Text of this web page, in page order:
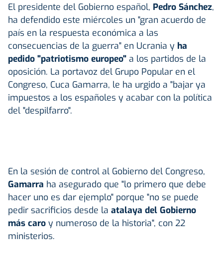
El presidente del Gobierno español, Pedro Sánchez,
ha defendido este miércoles un "gran acuerdo de
país en la respuesta económica a las
consecuencias de la guerra" en Ucrania y ha
pedido "patriotismo europeo" a los partidos de la
oposición. La portavoz del Grupo Popular en el
Congreso, Cuca Gamarra, le ha urgido a "bajar ya
impuestos a los españoles y acabar con la política
del "despilfarro".
En la sesión de control al Gobierno del Congreso,
Gamarra ha asegurado que "lo primero que debe
hacer uno es dar ejemplo" porque "no se puede
pedir sacrificios desde la atalaya del Gobierno
más caro y numeroso de la historia", con 22
ministerios.